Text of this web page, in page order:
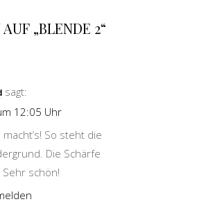
„BLENDE 2“
sagt:
12:05 Uhr
So steht die
Die Schärfe
schön!